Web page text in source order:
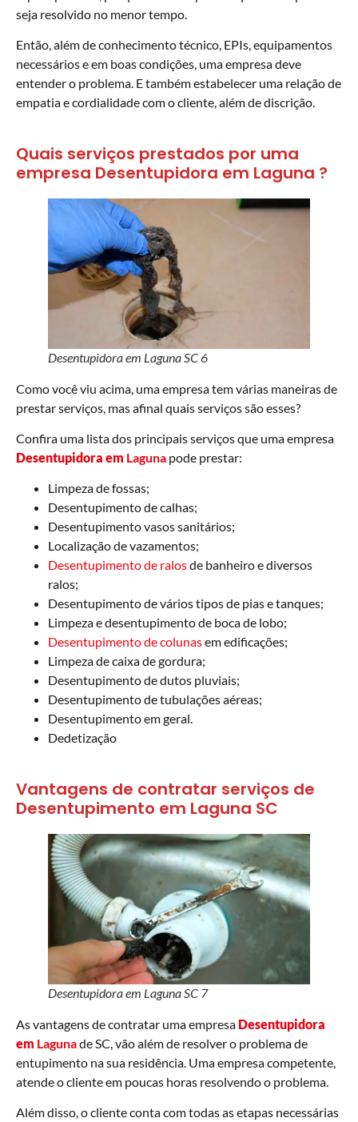
seja resolvido no menor tempo.
Então, além de conhecimento técnico, EPIs, equipamentos
necessários e em boas condições, uma empresa deve
entender o problema. E também estabelecer uma relação de
empatia e cordialidade com o cliente, além de discrição.
Quais serviços prestados por uma
empresa Desentupidora em Laguna ?
Desentupidora em Laguna SC 6
Como você viu acima, uma empresa tem várias maneiras de
prestar serviços, mas afinal quais serviços são esses?
Confira uma lista dos principais serviços que uma empresa
Desentupidora em Laguna pode prestar:
Limpeza de fossas;
Desentupimento de calhas;
Desentupimento vasos sanitários;
Localização de vazamentos;
Desentupimento de ralosde banheiro e diversos
ralos;
Desentupimento de vários tipos de pias e tanques;
Limpeza e desentupimento de boca de lobo;
Desentupimento de colunasem edificações;
Limpeza de caixa de gordura;
Desentupimento de dutos pluviais;
Desentupimento de tubulações aéreas;
Desentupimento em geral.
Dedetização
Vantagens de contratar serviços de
Desentupimento em Laguna SC
Desentupidora em Laguna SC 7
As vantagens de contratar uma empresa Desentupidora
em Lagunade SC, vão além de resolver o problema de
entupimento na sua residência. Uma empresa competente,
atende o cliente em poucas horas resolvendo o problema.
Além disso, o cliente conta com todas as etapas necessárias